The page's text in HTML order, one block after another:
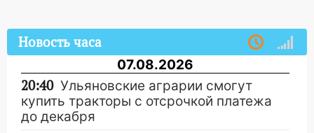
Новость часа
07.08.2026
20:40 Ульяновские аграрии смогут
купить тракторы с отсрочкой платежа
до декабря